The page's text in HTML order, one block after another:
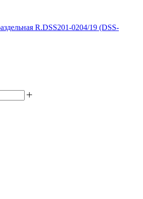
R.DSS201-0204/19 (DSS-